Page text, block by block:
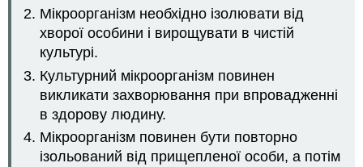
Мікроорганізм необхідно ізолювати від
хворої особини і вирощувати в чистій
культурі.
Культурний мікроорганізм повинен
викликати захворювання при впровадженні
в здорову людину.
Мікроорганізм повинен бути повторно
ізольований від прищепленої особи, а потім